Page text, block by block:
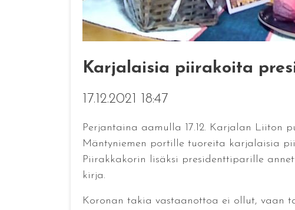
Karjalaisia piirakoita
17.12.2021 18:47
Perjantaina aamulla 17.12. Karjalan Liiton
Mäntyniemen portille tuoreita karjalaisia
Piirakkakorin lisäksi presidenttiparille
kirja.
Koronan takia vastaanottoa ei ollut, vaan